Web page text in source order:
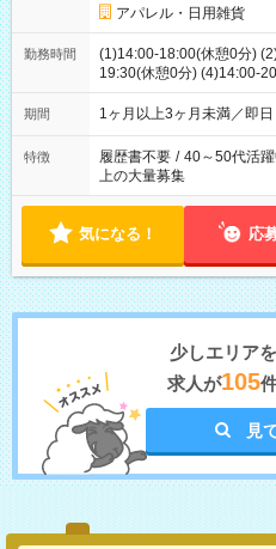
アパレル・日用雑貨
勤務時間
(1)14:00-18:00(休憩0分)
19:30(休憩0分) (4)14:00-
ます
期間 1ヶ月以上3ヶ月未満／即
特徴 履歴書不要 / 40～50代活
上の大量募集
気になる！ 応
少しエリア
求人が105
見